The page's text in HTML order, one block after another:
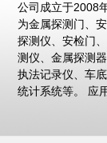
公司成立于2008
为金属探测门、
探测仪、安检门
测仪、金属探测
执法记录仪、车
统计系统等。 应